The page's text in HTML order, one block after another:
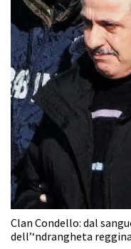
Clan Condello: dal
dell’‘ndrangheta reggina